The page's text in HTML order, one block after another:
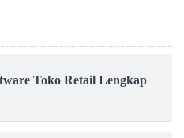
Toko Retail Lengkap